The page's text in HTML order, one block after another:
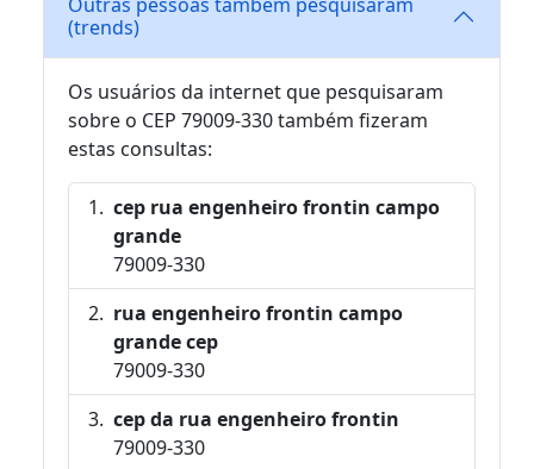
(trends)
Os usuários da internet que pesquisaram
sobre o CEP 79009-330 também fizeram
estas consultas:
cep rua engenheiro frontin campo
grande
79009-330
rua engenheiro frontin campo
grande cep
79009-330
cep da rua engenheiro frontin
79009-330